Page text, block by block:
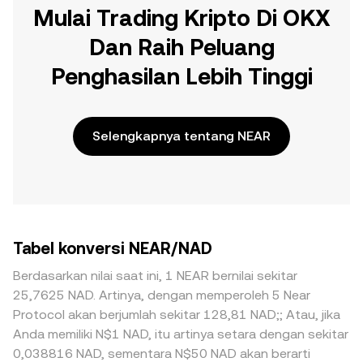
Mulai Trading Kripto Di OKX
Dan Raih Peluang
Penghasilan Lebih Tinggi
Selengkapnya tentang NEAR
Tabel konversi NEAR/NAD
Berdasarkan nilai saat ini, 1 NEAR bernilai sekitar
25,7625 NAD. Artinya, dengan memperoleh 5 Near
Protocol akan berjumlah sekitar 128,81 NAD;; Atau, jika
Anda memiliki N$1 NAD, itu artinya setara dengan sekitar
0,038816 NAD, sementara N$50 NAD akan berarti